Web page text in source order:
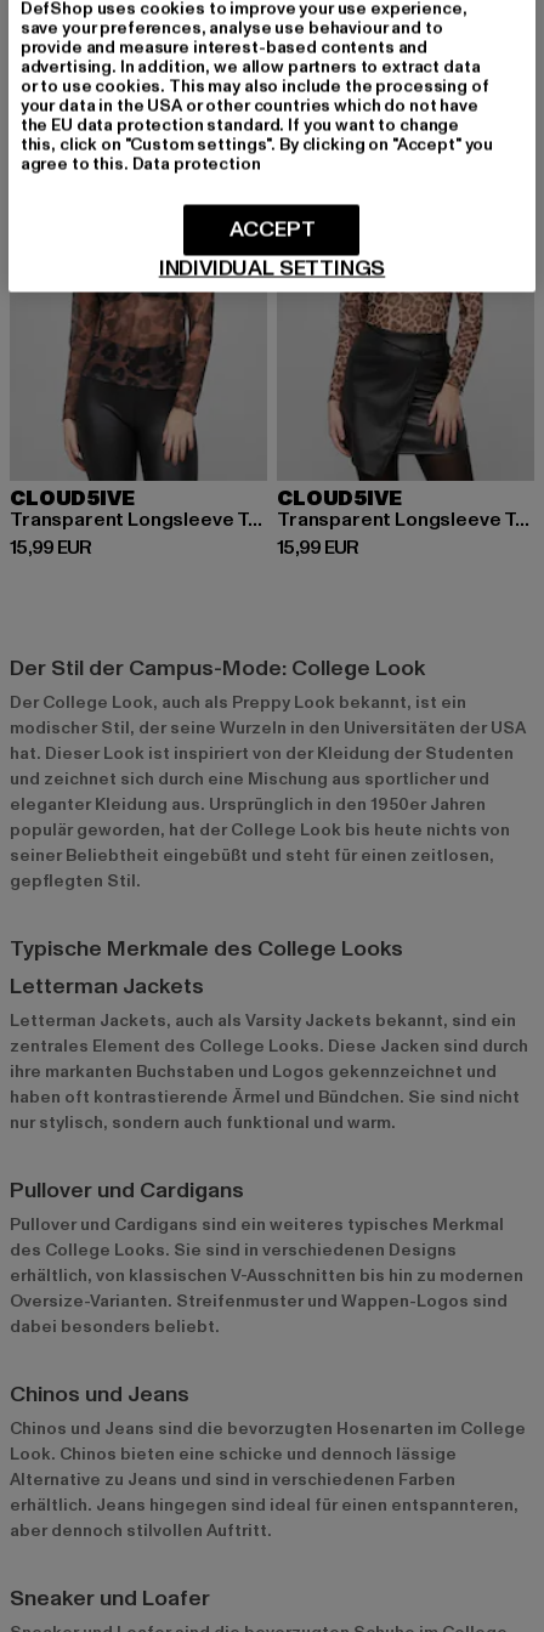
20,09 EUR
Derzeitiger Preis: 20,09 EUR
29,99 EURAktionspreis: 29,99 EUR
ab16,80 EUR
Derzeitiger Preis: ab 16,80 EUR
39,99 EUR
CLOUD5IVE
Transparent Longsleeve Top with leo pattern
15,99 EUR
Derzeitiger Preis: 15,99 EUR
CLOUD5IVE
Transparent Longsleeve Top with leo pattern
15,99 EUR
Derzeitiger Preis: 15,99 EUR
Der Stil der Campus-Mode: College Look
Der College Look, auch als Preppy Look bekannt, ist ein
modischer Stil, der seine Wurzeln in den Universitäten der USA
hat. Dieser Look ist inspiriert von der Kleidung der Studenten
und zeichnet sich durch eine Mischung aus sportlicher und
eleganter Kleidung aus. Ursprünglich in den 1950er Jahren
populär geworden, hat der College Look bis heute nichts von
seiner Beliebtheit eingebüßt und steht für einen zeitlosen,
gepflegten Stil.
Typische Merkmale des College Looks
Letterman Jackets
Letterman Jackets, auch als Varsity Jackets bekannt, sind ein
zentrales Element des College Looks. Diese Jacken sind durch
ihre markanten Buchstaben und Logos gekennzeichnet und
haben oft kontrastierende Ärmel und Bündchen. Sie sind nicht
nur stylisch, sondern auch funktional und warm.
Pullover und Cardigans
Pullover und Cardigans sind ein weiteres typisches Merkmal
des College Looks. Sie sind in verschiedenen Designs
erhältlich, von klassischen V-Ausschnitten bis hin zu modernen
Oversize-Varianten. Streifenmuster und Wappen-Logos sind
dabei besonders beliebt.
Chinos und Jeans
Chinos und Jeans sind die bevorzugten Hosenarten im College
Look. Chinos bieten eine schicke und dennoch lässige
Alternative zu Jeans und sind in verschiedenen Farben
erhältlich. Jeans hingegen sind ideal für einen entspannteren,
aber dennoch stilvollen Auftritt.
Sneaker und Loafer
DefShop uses cookies to improve your use experience,
save your preferences, analyse use behaviour and to
provide and measure interest-based contents and
advertising. In addition, we allow partners to extract data
or to use cookies. This may also include the processing of
your data in the USA or other countries which do not have
the EU data protection standard. If you want to change
this, click on "Custom settings". By clicking on "Accept" you
agree to this. Data protection
INDIVIDUAL SETTINGS
ACCEPT